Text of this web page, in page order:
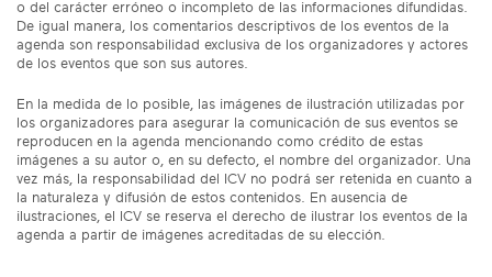
o del carácter erróneo o incompleto de las informaciones difundidas.
De igual manera, los comentarios descriptivos de los eventos de la
agenda son responsabilidad exclusiva de los organizadores y actores
de los eventos que son sus autores.
En la medida de lo posible, las imágenes de ilustración utilizadas por
los organizadores para asegurar la comunicación de sus eventos se
reproducen en la agenda mencionando como crédito de estas
imágenes a su autor o, en su defecto, el nombre del organizador. Una
vez más, la responsabilidad del ICV no podrá ser retenida en cuanto a
la naturaleza y difusión de estos contenidos. En ausencia de
ilustraciones, el ICV se reserva el derecho de ilustrar los eventos de la
agenda a partir de imágenes acreditadas de su elección.